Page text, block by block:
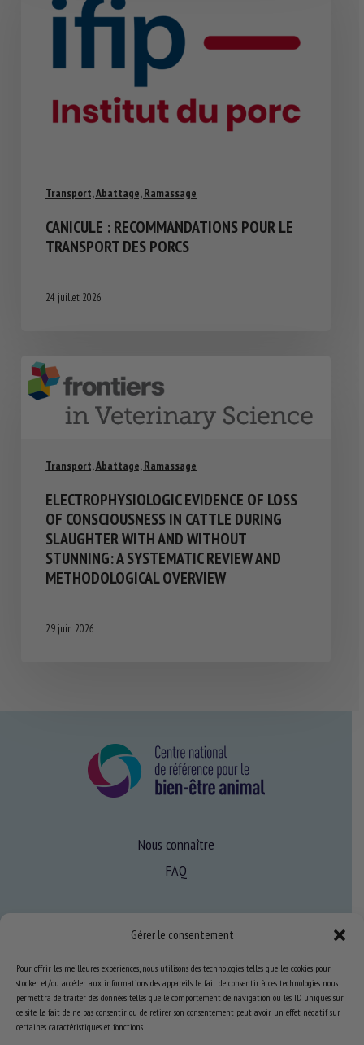
Gérer le consentement
Pour offrir les meilleures expériences, nous utilisons des technologies telles que les cookies pour
stocker et/ou accéder aux informations des appareils. Le fait de consentir à ces technologies nous
permettra de traiter des données telles que le comportement de navigation ou les ID uniques sur
ce site. Le fait de ne pas consentir ou de retirer son consentement peut avoir un effet négatif sur
certaines caractéristiques et fonctions.
Transport, Abattage, Ramassage
CANICULE : RECOMMANDATIONS POUR LE
TRANSPORT DES PORCS
24 juillet 2026
Transport, Abattage, Ramassage
ELECTROPHYSIOLOGIC EVIDENCE OF LOSS
OF CONSCIOUSNESS IN CATTLE DURING
SLAUGHTER WITH AND WITHOUT
STUNNING: A SYSTEMATIC REVIEW AND
METHODOLOGICAL OVERVIEW
29 juin 2026
Nous connaître
FAQ
Expertise
Se former au BEA